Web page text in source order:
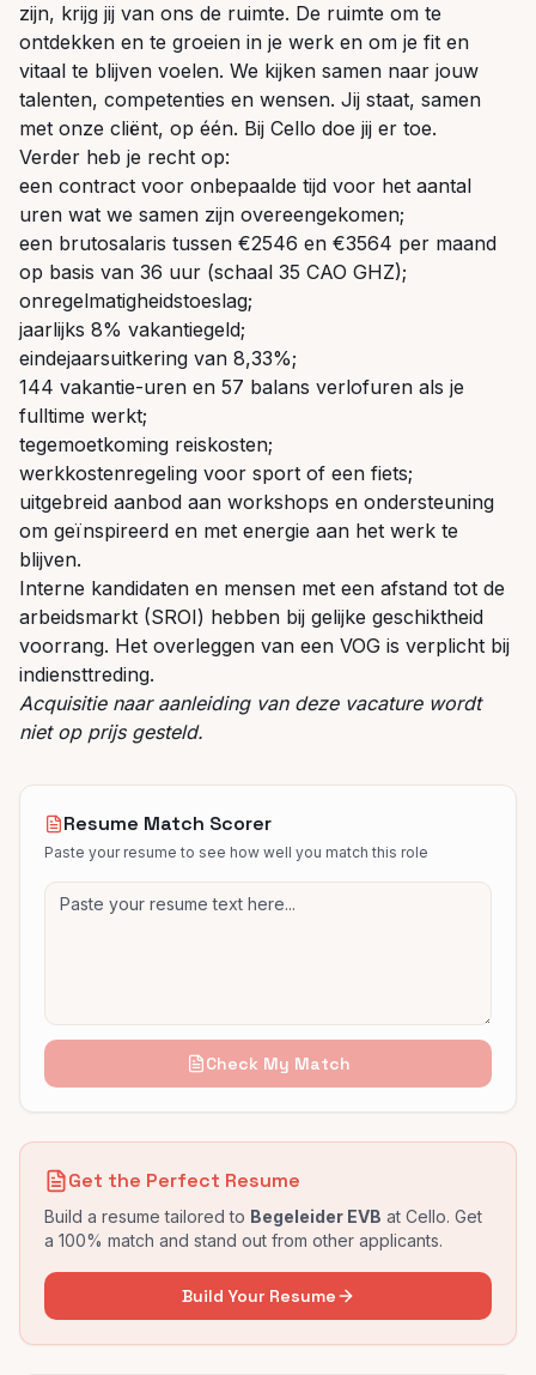
zijn, krijg jij van ons de ruimte. De ruimte om te
ontdekken en te groeien in je werk en om je fit en
vitaal te blijven voelen. We kijken samen naar jouw
talenten, competenties en wensen. Jij staat, samen
met onze cliënt, op één. Bij Cello doe jij er toe.
Verder heb je recht op:
een contract voor onbepaalde tijd voor het aantal
uren wat we samen zijn overeengekomen;
een brutosalaris tussen €2546 en €3564 per maand
op basis van 36 uur (schaal 35 CAO GHZ);
onregelmatigheidstoeslag;
jaarlijks 8% vakantiegeld;
eindejaarsuitkering van 8,33%;
144 vakantie-uren en 57 balans verlofuren als je
fulltime werkt;
tegemoetkoming reiskosten;
werkkostenregeling voor sport of een fiets;
uitgebreid aanbod aan workshops en ondersteuning
om geïnspireerd en met energie aan het werk te
blijven.
Interne kandidaten en mensen met een afstand tot de
arbeidsmarkt (SROI) hebben bij gelijke geschiktheid
voorrang. Het overleggen van een VOG is verplicht bij
indiensttreding.
Acquisitie naar aanleiding van deze vacature wordt
niet op prijs gesteld.
Resume Match Scorer
Paste your resume to see how well you match this role
Check My Match
Get the Perfect Resume
Build a resume tailored to Begeleider EVB at Cello. Get
a 100% match and stand out from other applicants.
Build Your Resume